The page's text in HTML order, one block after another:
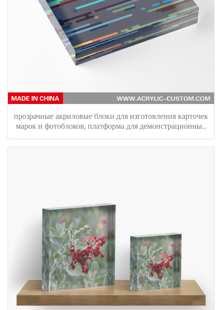
прозрачные акриловые блоки для изготовления карточек
марок и фотоблоков, платформа для демонстрационных
блоков